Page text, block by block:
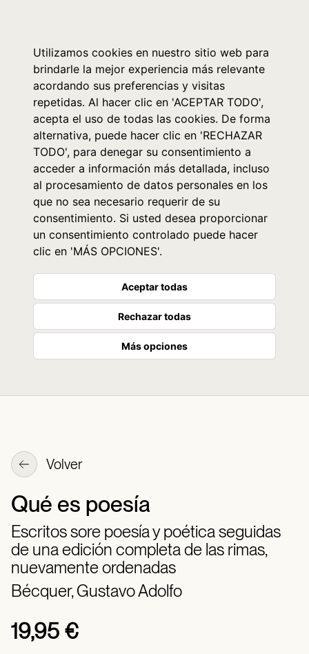
Utilizamos cookies en nuestro sitio web para
brindarle la mejor experiencia más relevante
acordando sus preferencias y visitas
repetidas. Al hacer clic en 'ACEPTAR TODO',
acepta el uso de todas las cookies. De forma
alternativa, puede hacer clic en 'RECHAZAR
TODO', para denegar su consentimiento a
acceder a información más detallada, incluso
al procesamiento de datos personales en los
que no sea necesario requerir de su
consentimiento. Si usted desea proporcionar
un consentimiento controlado puede hacer
clic en 'MÁS OPCIONES'.
Aceptar todas
Rechazar todas
Más opciones
Volver
Qué es poesía
Escritos sore poesía y poética seguidas
de una edición completa de las rimas,
nuevamente ordenadas
Bécquer, Gustavo Adolfo
19,95 €